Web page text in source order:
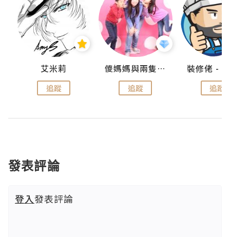
艾米莉
追蹤
儍媽媽與兩隻小魔怪之家
追蹤 追蹤
發表評論
登入發表評論